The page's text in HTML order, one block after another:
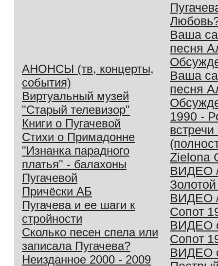
АНОНСЫ (тв, концерты,
события)
Виртуальный музей
"Старый телевизор"
Книги о Пугачевой
Стихи о Примадонне
"Изнанка парадного
платья" - балахоны
Пугачевой
Причёски АБ
Пугачева и ее шаги к
стройности
Сколько песен спела или
записала Пугачева?
Неизданное 2000 - 2009
Ваша
песня
Ваша
песня
1990 -
Zielona
ВИДЕО
ВИДЕО
Сопот
ВИДЕО
Сопот
ВИДЕО